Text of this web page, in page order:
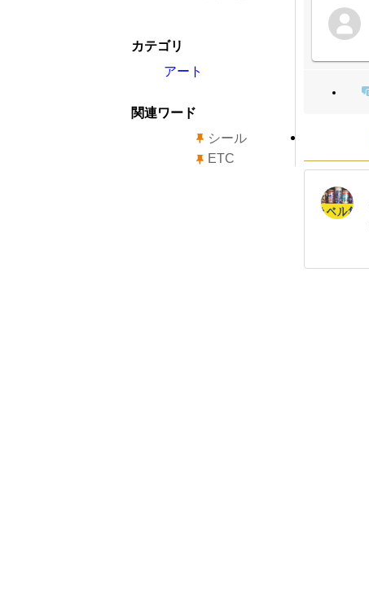
カテゴリ
アート
関連ワード
シール
ETC